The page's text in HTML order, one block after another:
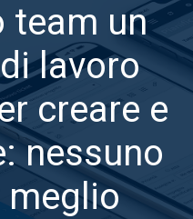
team un
lavoro
creare e
nessuno